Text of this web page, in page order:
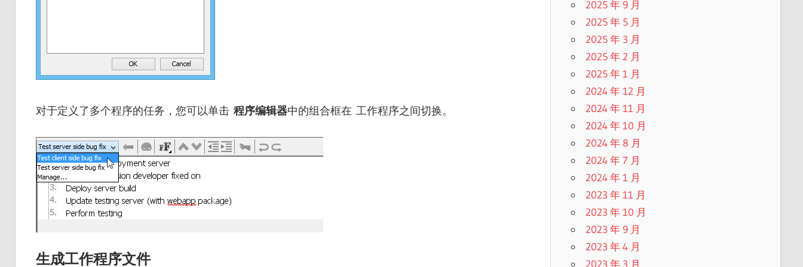
对于定义了多个程序的任务，您可以单击 程序编辑器中的组合框在 工作程序之间切换。
生成工作程序文件
2025 年 9 月
2025 年 5 月
2025 年 3 月
2025 年 2 月
2025 年 1 月
2024 年 12 月
2024 年 11 月
2024 年 10 月
2024 年 8 月
2024 年 7 月
2024 年 1 月
2023 年 11 月
2023 年 10 月
2023 年 9 月
2023 年 4 月
2023 年 3 月